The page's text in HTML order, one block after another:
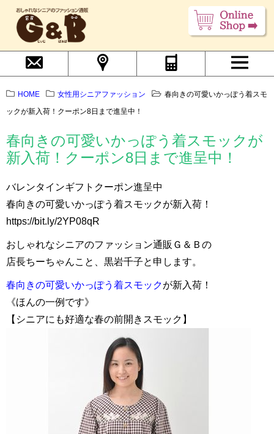
HOME 女性用シニアファッション
春向きの可愛いかっぽう着スモ
ックが新入荷！クーポン8日まで進呈中！
春向きの可愛いかっぽう着スモックが
新入荷！クーポン8日まで進呈中！
バレンタインギフトクーポン進呈中
春向きの可愛いかっぽう着スモックが新入荷！
https://bit.ly/2YP08qR
おしゃれなシニアのファッション通販Ｇ＆Ｂの
店長ちーちゃんこと、黒岩千子と申します。
春向きの可愛いかっぽう着スモックが新入荷！
《ほんの一例です》
【シニアにも好適な春の前開きスモック】